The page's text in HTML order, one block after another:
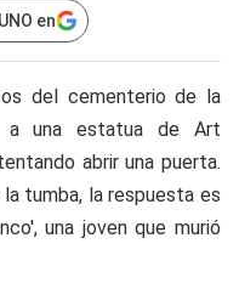
en
del cementerio de la
a una estatua de Art
abrir una puerta.
tumba, la respuesta es
una joven que murió